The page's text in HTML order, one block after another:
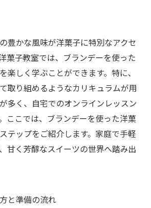
豊かな風味が洋菓子に特別なアクセ
菓子教室では、ブランデーを使った
楽しく学ぶことができます。特に、
取り組めるようなカリキュラムが用
多く、自宅でのオンラインレッスン
ここでは、ブランデーを使った洋菓
テップをご紹介します。家庭で手軽
甘く芳醇なスイーツの世界へ踏み出
と準備の流れ